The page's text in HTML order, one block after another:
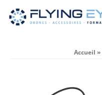
Accueil »